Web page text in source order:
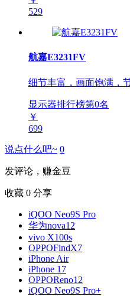
529
航嘉E3231FV
细节丰富，画面饱满，
显示器排行榜第0名
￥
699
说点什么吧~ 0
发评论，赚金豆
收藏 0 分享
iQOO Neo9S Pro
华为nova12
vivo X100s
OPPOFindX7
iPhone Air
iPhone 17
OPPOReno12
iQOO Neo9S Pro+